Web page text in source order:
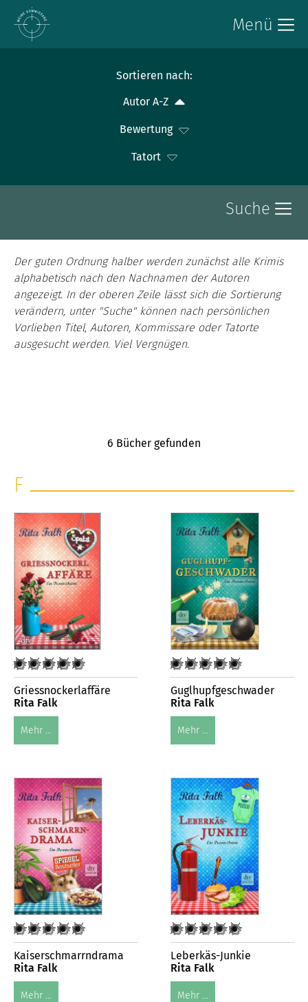
Menü
Sortieren nach:
Autor A-Z
Bewertung
Tatort
Suche
Der guten Ordnung halber werden zunächst alle Krimis
alphabetisch nach den Nachnamen der Autoren
angezeigt. In der oberen Zeile lässt sich die Sortierung
verändern, unter "Suche" können nach persönlichen
Vorlieben Titel, Autoren, Kommissare oder Tatorte
ausgesucht werden. Viel Vergnügen.
6 Bücher gefunden
F
Griessnockerlaffäre
Rita Falk
Mehr ...
Guglhupfgeschwader
Rita Falk
Mehr ...
Kaiserschmarrndrama
Rita Falk
Mehr ...
Leberkäs-Junkie
Rita Falk
Mehr ...